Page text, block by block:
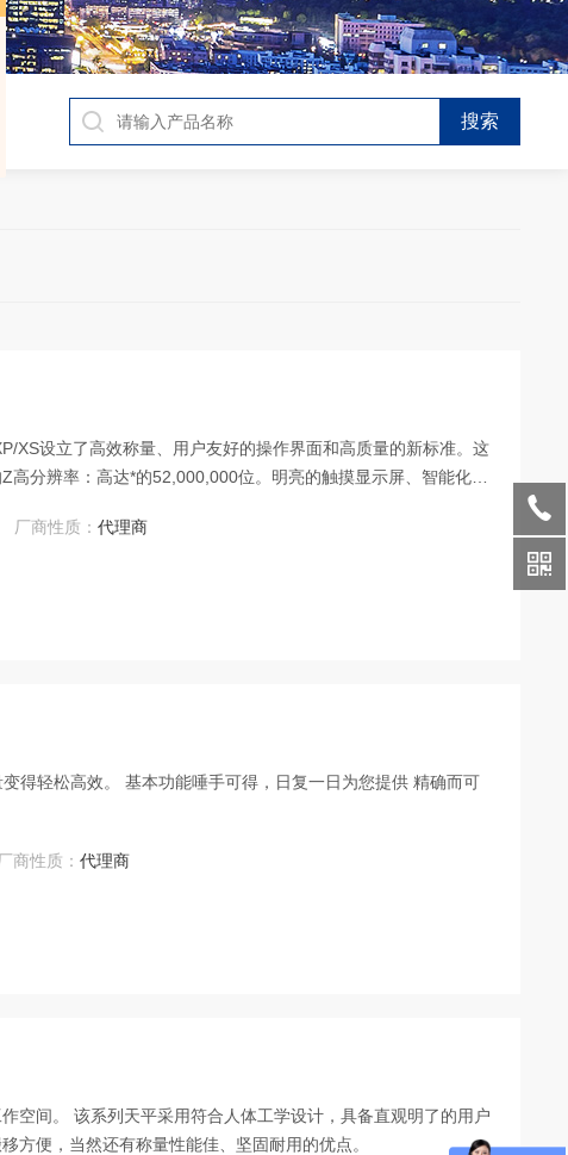
XS设立了高效称量、用户友好的操作界面和高质量的新标准。这
分辨率：高达*的52,000,000位。明亮的触摸显示屏、智能化用
厂商性质：代理商
得轻松高效。 基本功能唾手可得，日复一日为您提供 精确而可
商性质：代理商
空间。 该系列天平采用符合人体工学设计，具备直观明了的用户
方便，当然还有称量性能佳、坚固耐用的优点。